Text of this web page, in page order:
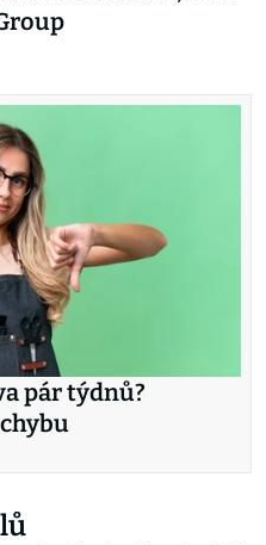
pár týdnů?